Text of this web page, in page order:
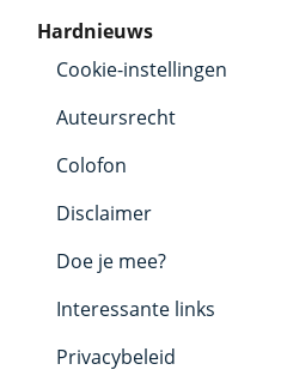
Hardnieuws
Cookie-instellingen
Auteursrecht
Colofon
Disclaimer
Doe je mee?
Interessante links
Privacybeleid